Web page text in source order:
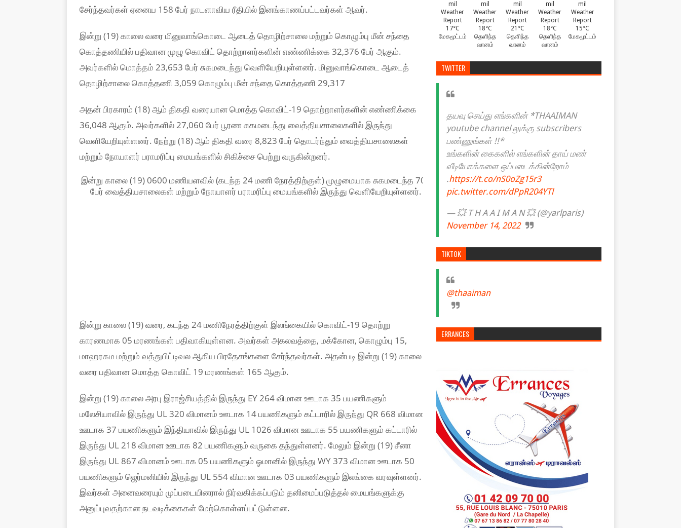
சேர்ந்தவர்கள் ஏனைய 158 பேர் நாடளாவிய ரீதியில் இனங்காணப்பட்டவர்கள் ஆவர்.
இன்று (19) காலை வரை மினுவாங்கொடை ஆடைத் தொழிற்சாலை மற்றும் கொழும்பு மீன் சந்தை
கொத்தணியில் பதிவான முழு கொவிட் தொற்றாளர்களின் எண்ணிக்கை 32,376 பேர் ஆகும்.
அவர்களில் மொத்தம் 23,653 பேர் சுகமடைந்து வெளியேறியுள்ளனர். மினுவாங்கொடை ஆடைத்
தொழிற்சாலை கொத்தணி 3,059 கொழும்பு மீன் சந்தை கொத்தணி 29,317
அதன் பிரகாரம் (18) ஆம் திகதி வரையான மொத்த கொவிட்-19 தொற்றாளர்களின் எண்ணிக்கை
36,048 ஆகும். அவர்களில் 27,060 பேர் பூரண சுகமடைந்து வைத்தியசாலைகளில் இருந்து
வெளியேறியுள்ளனர். நேற்று (18) ஆம் திகதி வரை 8,823 பேர் தொடர்ந்தும் வைத்தியசாலைகள்
மற்றும் நோயாளர் பராமரிப்பு மையங்களில் சிகிச்சை பெற்று வருகின்றனர்.
இன்று காலை (19) 0600 மணியளவில் (கடந்த 24 மணி நேரத்திற்குள்) முழுமையாக சுகமடைந்த 708
பேர் வைத்தியசாலைகள் மற்றும் நோயாளர் பராமரிப்பு மையங்களில் இருந்து வெளியேறியுள்ளனர்.
இன்று காலை (19) வரை, கடந்த 24 மணிநேரத்திற்குள் இலங்கையில் கொவிட்-19 தொற்று
காரணமாக 05 மரணங்கள் பதிவாகியுள்ளன. அவர்கள் அகலவத்தை, மக்கோன, கொழும்பு 15,
மாஹரகம மற்றும் வத்துபிட்டிவல ஆகிய பிரதேசங்களை சேர்ந்தவர்கள். அதன்படி இன்று (19) காலை
வரை பதிவான மொத்த கொவிட் 19 மரணங்கள் 165 ஆகும்.
இன்று (19) காலை அரபு இராஜ்சியத்தில் இருந்து EY 264 விமான ஊடாக 35 பயணிகளும்
மலேசியாவில் இருந்து UL 320 விமானம் ஊடாக 14 பயணிகளும் கட்டாரில் இருந்து QR 668 விமான
ஊடாக 37 பயணிகளும் இந்தியாவில் இருந்து UL 1026 விமான ஊடாக 55 பயணிகளும் கட்டாரில்
இருந்து UL 218 விமான ஊடாக 82 பயணிகளும் வருகை தந்துள்ளனர். மேலும் இன்று (19) சீனா
இருந்து UL 867 விமானம் ஊடாக 05 பயணிகளும் ஓமானில் இருந்து WY 373 விமான ஊடாக 50
பயணிகளும் ஜெர்மனியில் இருந்து UL 554 விமான ஊடாக 03 பயணிகளும் இலங்கை வரவுள்ளனர்.
இவர்கள் அனைவரையும் முப்படையினரால் நிர்வகிக்கப்படும் தனிமைப்படுத்தல் மையங்களுக்கு
அனுப்புவதற்கான நடவடிக்கைகள் மேற்கொள்ளப்பட்டுள்ளன.
17°C
மேகமூட்டம்
18°C
தெளிந்த
வானம்
21°C
தெளிந்த
வானம்
18°C
தெளிந்த
வானம்
15°C
மேகமூட்டம்
TWITTER
தயவு செய்து எங்களின் *THAAIMAN
youtube channel லுக்கு subscribers
பண்ணுங்கள் !!*
உங்களின் கைகளில் எங்களின் தாய் மண்
வீடியோக்களை ஒப்படைக்கின்றோம்
.https://t.co/nS0oZg15r3
pic.twitter.com/dPpR204YTl
— 💥 T H A A I M A N 💥 (@yarlparis)
November 14, 2022
TIKTOK
@thaaiman
ERRANCES